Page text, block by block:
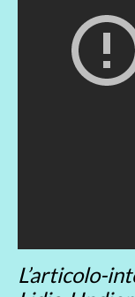
L’articolo-